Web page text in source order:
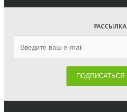
РАССЫЛКА
ПОДПИСАТЬСЯ